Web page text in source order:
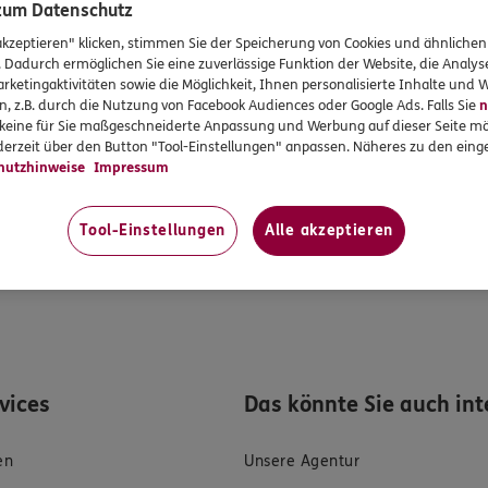
verpflichtet, die bei der Beantragung des
zu beantworten. Und zwar im Rahmen der
(VVG). Das dient Ihrem eigenen Schutz. Denn es
oder unwahre Angaben machen. So kann dann z.
ganz entfallen.
Vorsorge Lebensversicherung AG sehr daran interessiert,
Sie hier
Folgen einer Verletzung Ihrer gesetzlichen
Das könnte Sie auch
Unsere Agentur
Datenschutz
klicken, stimmen Sie der Speicherung von Cookies und
ermöglichen Sie eine zuverlässige Funktion der Website, die
sowie die Möglichkeit, Ihnen personalisierte Inhalte und
z.B. durch die Nutzung von Facebook Audiences oder Google Ads. Falls Sie
für Sie maßgeschneiderte Anpassung und Werbung auf dieser Seite
über den Button "Tool-Einstellungen" anpassen. Näheres zu den
Impressum
Tool-Einstellungen Alle akzeptieren